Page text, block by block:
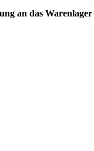
an das Warenlager